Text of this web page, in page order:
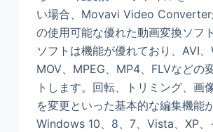
い場合、Movavi Video Converter
の使用可能な優れた動画変換ソフ
ソフトは機能が優れており、AVI、
MOV、MPEG、MP4、FLVなどの
トします。回転、トリミング、画
を変更といった基本的な編集機能
Windows 10、8、7、Vista、XP、